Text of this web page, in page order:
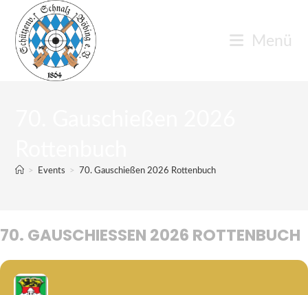
Inhalt
springen
Menü
> Events > 70. Gauschießen 2026 Rottenbuch
70. GAUSCHIESSEN 2026 ROTTENBUCH